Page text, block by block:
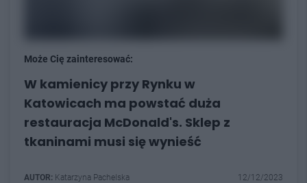
Może Cię zainteresować:
W kamienicy przy Rynku w
Katowicach ma powstać duża
restauracja McDonald's. Sklep z
tkaninami musi się wynieść
AUTOR: Katarzyna Pachelska 12/12/2023